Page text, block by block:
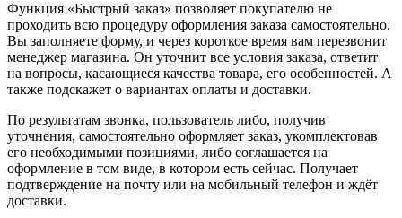
Функция «Быстрый заказ» позволяет покупателю не
проходить всю процедуру оформления заказа самостоятельно.
Вы заполняете форму, и через короткое время вам перезвонит
менеджер магазина. Он уточнит все условия заказа, ответит
на вопросы, касающиеся качества товара, его особенностей. А
также подскажет о вариантах оплаты и доставки.
По результатам звонка, пользователь либо, получив
уточнения, самостоятельно оформляет заказ, укомплектовав
его необходимыми позициями, либо соглашается на
оформление в том виде, в котором есть сейчас. Получает
подтверждение на почту или на мобильный телефон и ждёт
доставки.